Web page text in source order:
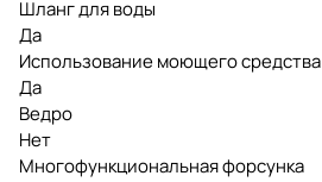
Шланг для воды
Да
Использование моющего средства
Да
Ведро
Нет
Многофункциональная форсунка